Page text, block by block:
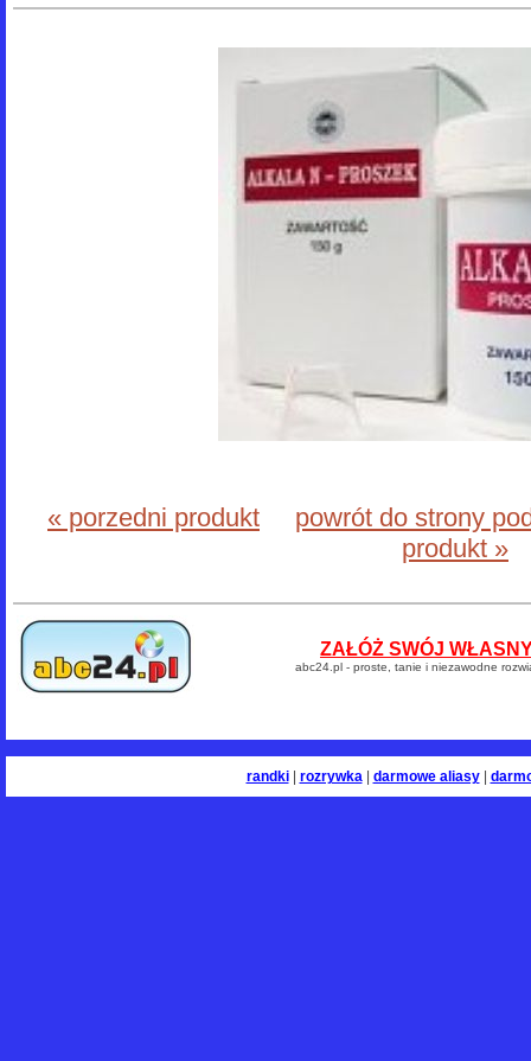
« porzedni produkt
powrót do strony
produkt »
ZAŁÓŻ SWÓJ
abc24.pl - proste, tanie i niezawodne
randki| rozrywka| darmowe aliasy|